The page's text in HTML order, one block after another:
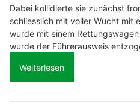
Dabei kollidierte sie zunächst
schliesslich mit voller Wucht mit
wurde mit einem
wurde der Führerausweis
Weiterlesen